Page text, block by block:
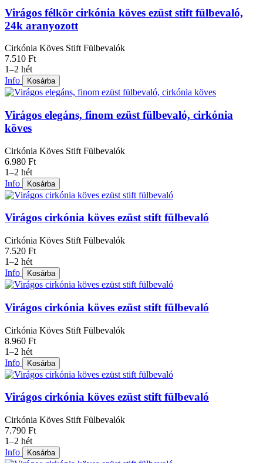
Virágos félkör cirkónia köves ezüst stift fülbevaló,
24k aranyozott
Cirkónia Köves Stift Fülbevalók
7.510 Ft
1–2 hét
Info
Kosárba
Virágos elegáns, finom ezüst fülbevaló, cirkónia
köves
Cirkónia Köves Stift Fülbevalók
6.980 Ft
1–2 hét
Info
Kosárba
Virágos cirkónia köves ezüst stift fülbevaló
Cirkónia Köves Stift Fülbevalók
7.520 Ft
1–2 hét
Info
Kosárba
Virágos cirkónia köves ezüst stift fülbevaló
Cirkónia Köves Stift Fülbevalók
8.960 Ft
1–2 hét
Info
Kosárba
Virágos cirkónia köves ezüst stift fülbevaló
Cirkónia Köves Stift Fülbevalók
7.790 Ft
1–2 hét
Info
Kosárba